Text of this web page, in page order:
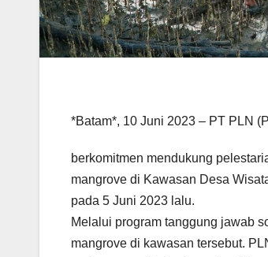
*Batam*, 10 Juni 2023 – PT PLN
berkomitmen mendukung
mangrove di Kawasan Desa
pada 5 Juni 2023 lalu.
Melalui program tanggung jawab
mangrove di kawasan tersebut.